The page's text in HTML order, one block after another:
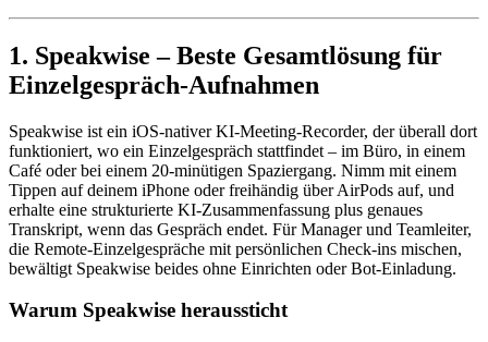
1. Speakwise – Beste Gesamtlösung für
Einzelgespräch-Aufnahmen
Speakwise ist ein iOS-nativer KI-Meeting-Recorder, der überall dort
funktioniert, wo ein Einzelgespräch stattfindet – im Büro, in einem
Café oder bei einem 20-minütigen Spaziergang. Nimm mit einem
Tippen auf deinem iPhone oder freihändig über AirPods auf, und
erhalte eine strukturierte KI-Zusammenfassung plus genaues
Transkript, wenn das Gespräch endet. Für Manager und Teamleiter,
die Remote-Einzelgespräche mit persönlichen Check-ins mischen,
bewältigt Speakwise beides ohne Einrichten oder Bot-Einladung.
Warum Speakwise heraussticht